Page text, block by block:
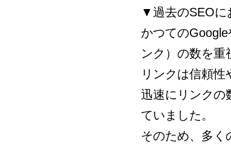
▼過去のSEOに
かつての
ンク）の数を重
リンクは信頼
迅速にリンクの
ていました。
そのため、多く